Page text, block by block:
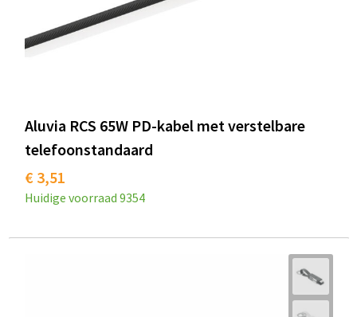
Aluvia RCS 65W PD-kabel met verstelbare
telefoonstandaard
€ 3,51
Huidige voorraad 9354